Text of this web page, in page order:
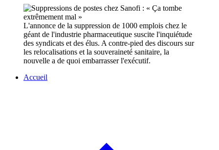
L'annonce de la suppression de 1000 emplois chez le
géant de l'industrie pharmaceutique suscite l'inquiétude
des syndicats et des élus. A contre-pied des discours sur
les relocalisations et la souveraineté sanitaire, la
nouvelle a de quoi embarrasser l'exécutif.
Accueil